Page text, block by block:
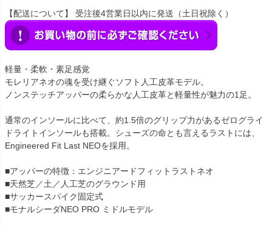
【配送について】 受注後4営業日以内に発送（土日祝除く）
軽量・柔軟・素足感覚
モレリアネオの魂を受け継ぐソフト人工皮革モデル。
ノンステッチアッパーの柔らかな人工皮革と軽量性が魅力の1足。
通常のインソールに比べて、約1.5倍のグリップ力があるゼログライ
ドライトインソールも搭載。シューズの命とも言えるラストには、
Engineered Fit Last NEOを採用。
■アッパーの特徴：エンジニアードフィットラストネオ
■天然芝／土／人工芝のグラウンド用
■サッカースパイク固定式
■モナルシーダNEO PRO ミドルモデル